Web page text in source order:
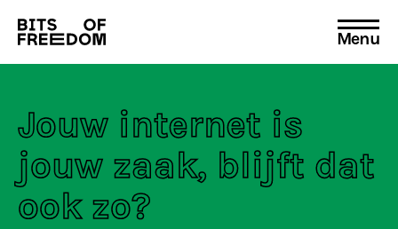
Search
for:
Menu
Jouw internet is
jouw zaak, blijft dat
ook zo?